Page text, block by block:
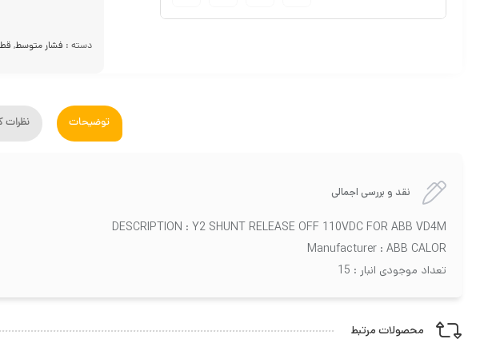
دسته : فشار متوسط,
توضیحات نظرات
نقد و بررسی اجمالی
DESCRIPTION : Y2 SHUNT RELEASE OFF 110VDC FOR ABB VD4M
Manufacturer : ABB CALOR
تعداد موجودی انبار : 15
محصولات مرتبط